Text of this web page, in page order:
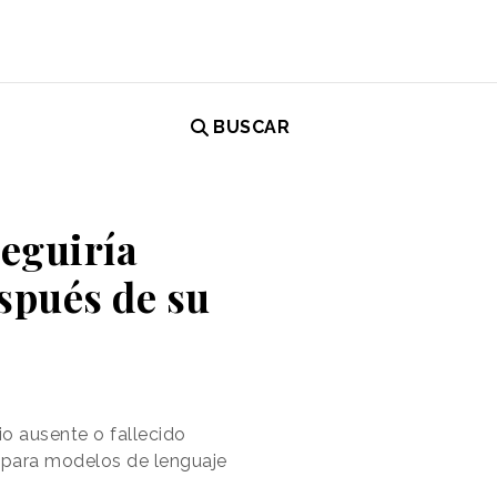
BUSCAR
de su
ausente o fallecido
modelos de lenguaje